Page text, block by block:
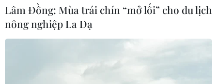
TIN CÙNG CHUYÊN MỤC
Lâm Đồng: Mùa trái chín “mở lối” cho du lịch
nông nghiệp La Dạ